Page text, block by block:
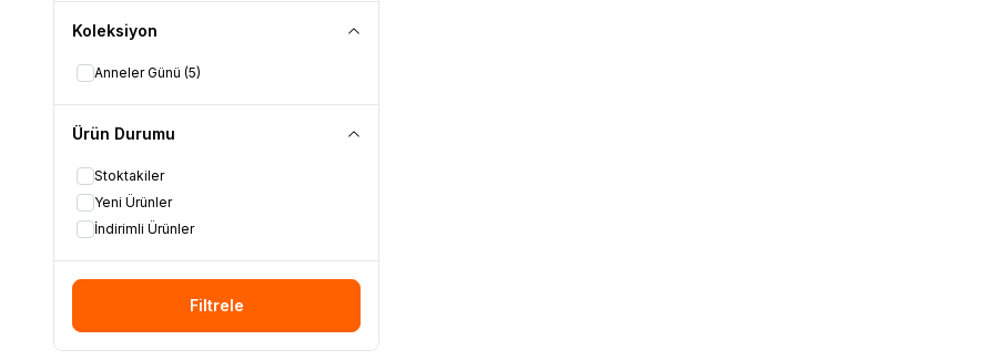
Koleksiyon
Anneler Günü (5)
Ürün Durumu
Stoktakiler
Yeni Ürünler
İndirimli Ürünler
Filtrele